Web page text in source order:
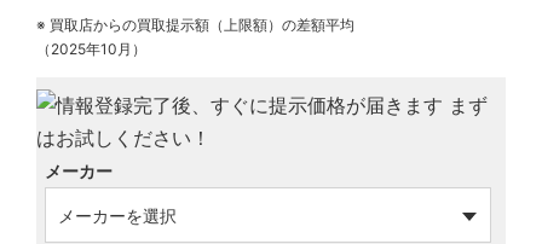
※ 買取店からの買取提示額（上限額）の差額平均
（2025年10月）
メーカー